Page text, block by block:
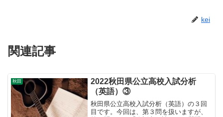
kei
関連記事
秋田
2022秋田県公立高校入試分析
（英語）③
秋田県公立高校入試分析（英語）の３回
目です。今回は、第３問を扱いますが、